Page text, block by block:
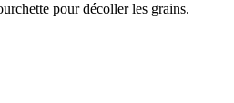
pour décoller les grains.